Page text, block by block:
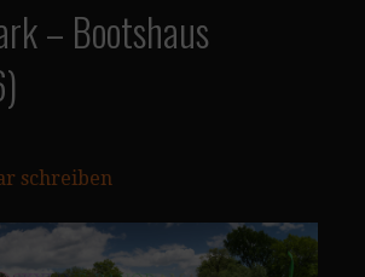
– Bootshaus
schreiben